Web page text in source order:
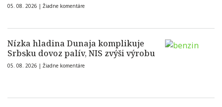
05. 08. 2026 | Žiadne komentáre
Nízka hladina Dunaja komplikuje
Srbsku dovoz palív, NIS zvýši výrobu
05. 08. 2026 | Žiadne komentáre